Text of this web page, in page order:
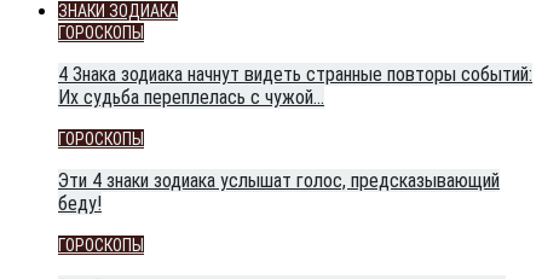
ЗНАКИ ЗОДИАКА
ГОРОСКОПЫ
4 Знака зодиака начнут видеть странные повторы событий:
Их судьба переплелась с чужой…
ГОРОСКОПЫ
Эти 4 знаки зодиака услышат голос, предсказывающий
беду!
ГОРОСКОПЫ